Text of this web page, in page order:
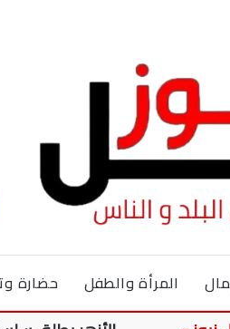
المرأة والطفل حضارة